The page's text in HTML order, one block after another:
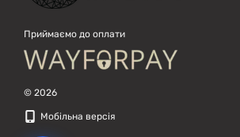
Приймаємо до оплати
© 2026
Мобільна версія